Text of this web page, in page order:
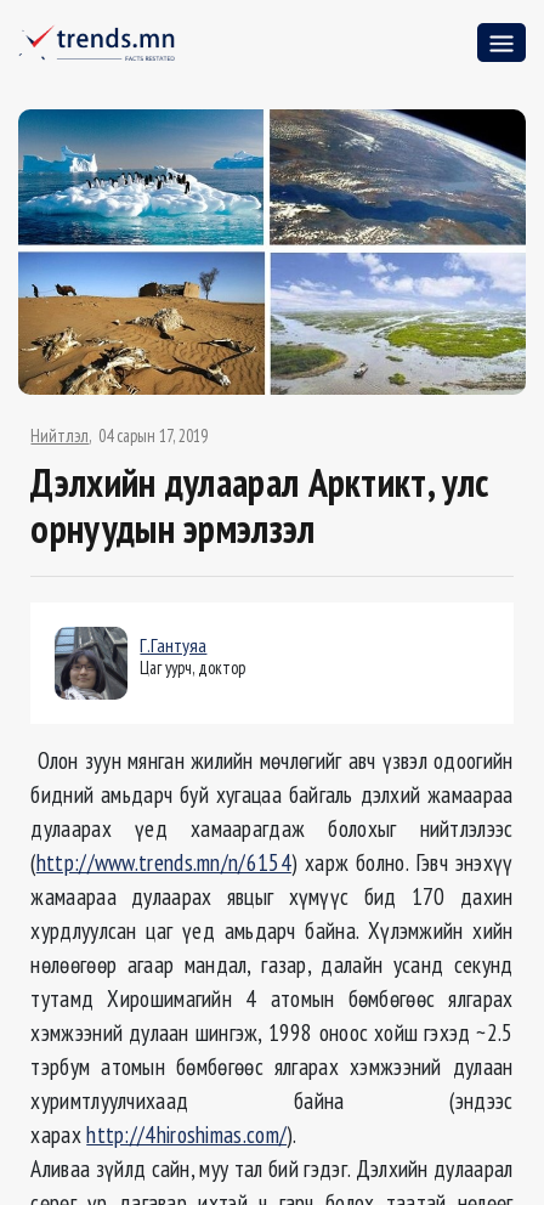
Нийтлэл 04 сарын 17, 2019
Дэлхийн дулаарал Арктикт, улс
орнуудын эрмэлзэл
Г.Гантуяа
Цаг уурч, доктор
Олон зуун мянган жилийн мөчлөгийг авч үзвэл одоогийн
бидний амьдарч буй хугацаа байгаль дэлхий жамаараа
дулаарах үед хамаарагдаж болохыг нийтлэлээс
(http://www.trends.mn/n/6154) харж болно. Гэвч энэхүү
жамаараа дулаарах явцыг хүмүүс бид 170 дахин
хурдлуулсан цаг үед амьдарч байна. Хүлэмжийн хийн
нөлөөгөөр агаар мандал, газар, далайн усанд секунд
тутамд Хирошимагийн 4 атомын бөмбөгөөс ялгарах
хэмжээний дулаан шингэж, 1998 оноос хойш гэхэд ~2.5
тэрбум атомын бөмбөгөөс ялгарах хэмжээний дулаан
хуримтлуулчихаад байна (эндээс
харахhttp://4hiroshimas.com/).
Аливаа зүйлд сайн, муу тал бий гэдэг. Дэлхийн дулаарал